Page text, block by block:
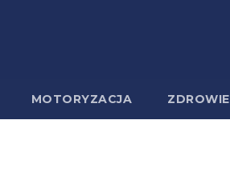
MOTORYZACJA ZDROWIE